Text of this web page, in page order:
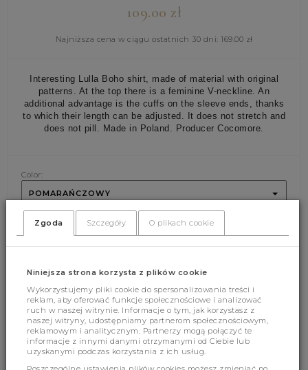
109.00 zł
Najniższa cena w ciągu ostatnich 30 dni: 169.00 zł
Interesting Lulla Boho shirt, made of material with original
patterns. At the top there is a feminine V-neckline. An
additional advantage is the cuffs on the sleeve ends, thanks
to which their length can be adjusted. It does not stretch and
does not pill. Made in Poland. Producer Cocomore.
Color:
POMARAŃCZOWY
Size:
(350) (0)
Zgoda Szczegóły O plikach cookie
Niniejsza strona korzysta z plików cookie
Wykorzystujemy pliki cookie do spersonalizowania treści i
reklam, aby oferować funkcje społecznościowe i analizować
ruch w naszej witrynie. Informacje o tym, jak korzystasz z
naszej witryny, udostępniamy partnerom społecznościowym,
reklamowym i analitycznym. Partnerzy mogą połączyć te
informacje z innymi danymi otrzymanymi od Ciebie lub
uzyskanymi podczas korzystania z ich usług.